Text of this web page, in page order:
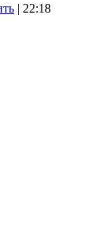
| 22:18